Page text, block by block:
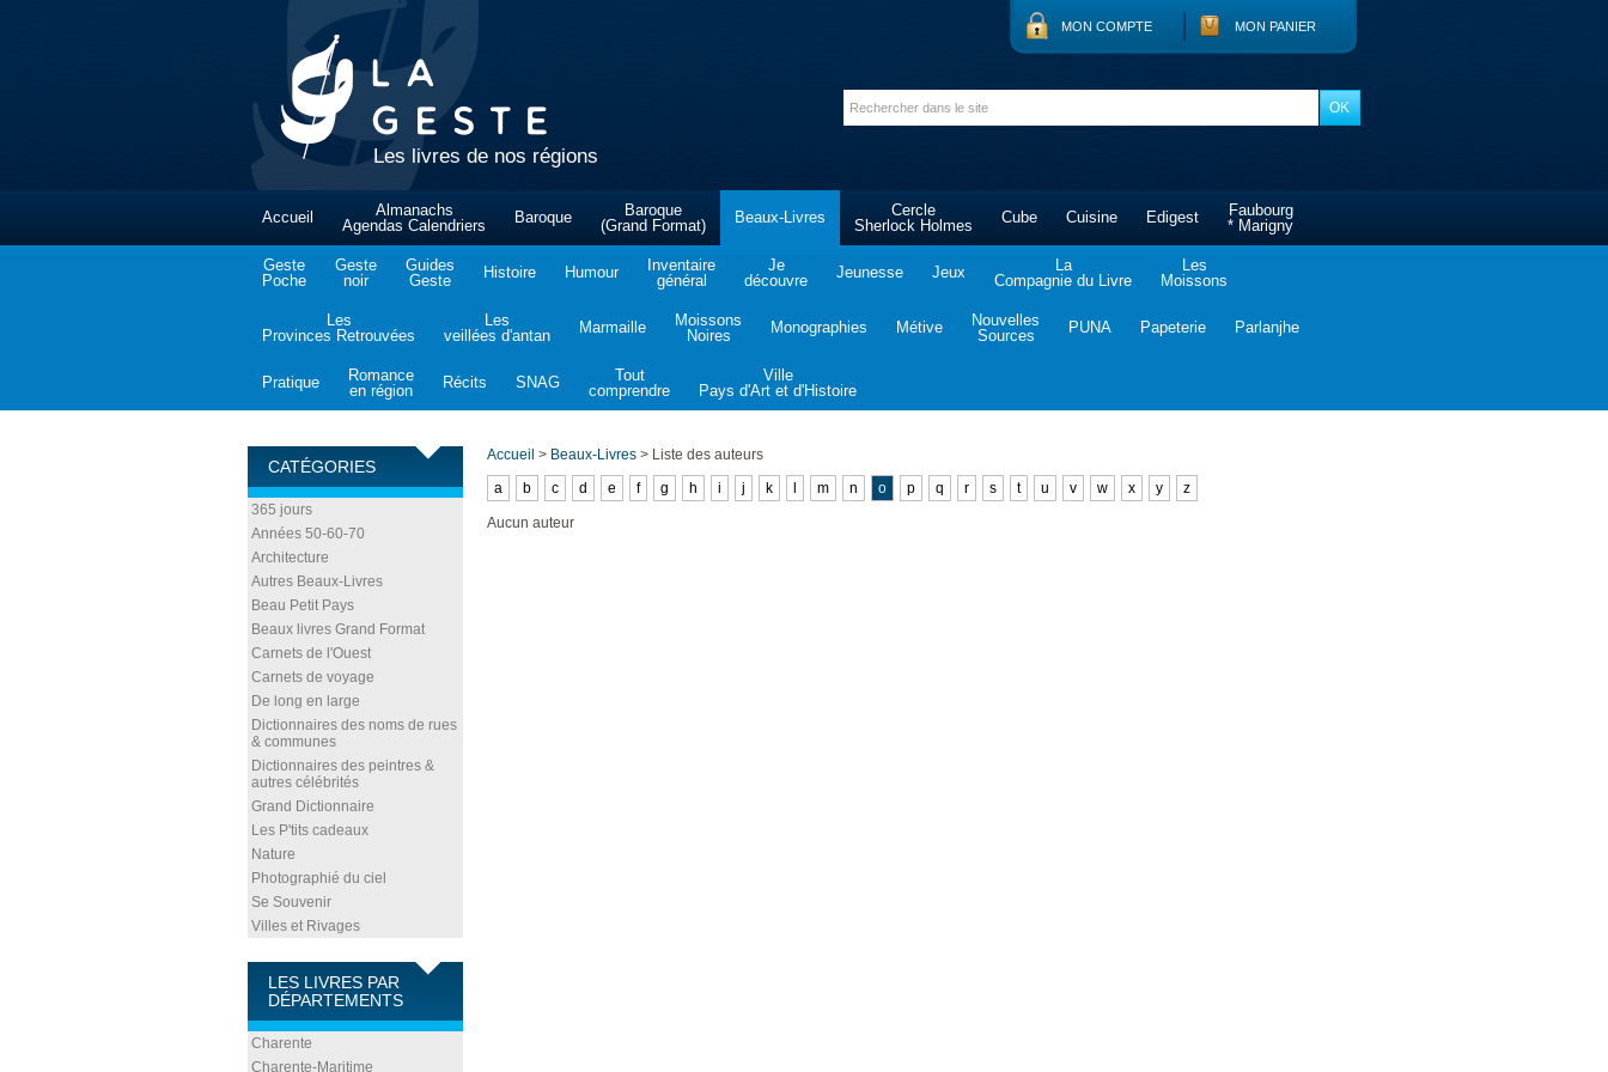
Les livres de nos régions
MON COMPTE MON PANIER
Accueil
Almanachs
Agendas Calendriers
Baroque
Baroque
(Grand Format)
Beaux-Livres
Cercle
Sherlock Holmes
Cube Cuisine Edigest
Faubourg
* Marigny
Geste
Poche
Geste
noir
Guides
Geste
Histoire Humour
Inventaire
général
Je
découvre
Jeunesse Jeux
La
Compagnie du Livre
Les
Moissons
Les
Provinces Retrouvées
Les
veillées d'antan
Marmaille
Moissons
Noires
Monographies Métive
Nouvelles
Sources
PUNA Papeterie Parlanjhe
Pratique
Romance
en région
Récits SNAG
Tout
comprendre
Ville
Pays d'Art et d'Histoire
CATÉGORIES
365 jours
Années 50-60-70
Architecture
Autres Beaux-Livres
Beau Petit Pays
Beaux livres Grand Format
Carnets de l'Ouest
Carnets de voyage
De long en large
Dictionnaires des noms de rues
& communes
Dictionnaires des peintres &
autres célébrités
Grand Dictionnaire
Les P'tits cadeaux
Nature
Photographié du ciel
Se Souvenir
Villes et Rivages
LES LIVRES PAR
DÉPARTEMENTS
Charente
Charente-Maritime
Accueil > Beaux-Livres > Liste des auteurs
a
b c d e f g h i j k m n o p q r s t u v w x y z
Aucun auteur